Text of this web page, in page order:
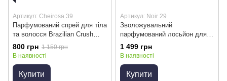
Артикул: Cheirosa 39
Парфумований спрей для тіла
та волосся Brazilian Crush
Cheirosa 39 Perfume Mist 90ml
800 грн 1 150 грн
В наявності
Купити
Артикул: Noir 29
Зволожувальний
парфумований лосьйон для
тіла Le Labo Thé Noir 29 Body
Lotion, 237мл
1 499 грн
В наявності
Купити